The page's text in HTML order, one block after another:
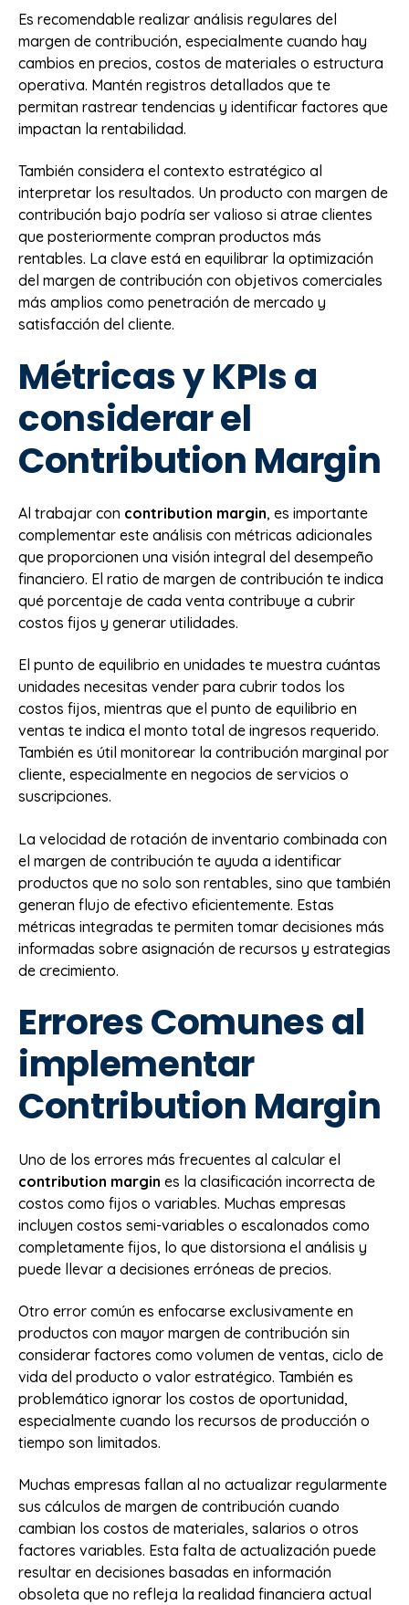
Es recomendable realizar análisis regulares del
margen de contribución, especialmente cuando hay
cambios en precios, costos de materiales o estructura
operativa. Mantén registros detallados que te
permitan rastrear tendencias y identificar factores que
impactan la rentabilidad.
También considera el contexto estratégico al
interpretar los resultados. Un producto con margen de
contribución bajo podría ser valioso si atrae clientes
que posteriormente compran productos más
rentables. La clave está en equilibrar la optimización
del margen de contribución con objetivos comerciales
más amplios como penetración de mercado y
satisfacción del cliente.
Métricas y KPIs a
considerar el
Contribution Margin
Al trabajar con contribution margin, es importante
complementar este análisis con métricas adicionales
que proporcionen una visión integral del desempeño
financiero. El ratio de margen de contribución te indica
qué porcentaje de cada venta contribuye a cubrir
costos fijos y generar utilidades.
El punto de equilibrio en unidades te muestra cuántas
unidades necesitas vender para cubrir todos los
costos fijos, mientras que el punto de equilibrio en
ventas te indica el monto total de ingresos requerido.
También es útil monitorear la contribución marginal por
cliente, especialmente en negocios de servicios o
suscripciones.
La velocidad de rotación de inventario combinada con
el margen de contribución te ayuda a identificar
productos que no solo son rentables, sino que también
generan flujo de efectivo eficientemente. Estas
métricas integradas te permiten tomar decisiones más
informadas sobre asignación de recursos y estrategias
de crecimiento.
Errores Comunes al
implementar
Contribution Margin
Uno de los errores más frecuentes al calcular el
contribution margin es la clasificación incorrecta de
costos como fijos o variables. Muchas empresas
incluyen costos semi-variables o escalonados como
completamente fijos, lo que distorsiona el análisis y
puede llevar a decisiones erróneas de precios.
Otro error común es enfocarse exclusivamente en
productos con mayor margen de contribución sin
considerar factores como volumen de ventas, ciclo de
vida del producto o valor estratégico. También es
problemático ignorar los costos de oportunidad,
especialmente cuando los recursos de producción o
tiempo son limitados.
Muchas empresas fallan al no actualizar regularmente
sus cálculos de margen de contribución cuando
cambian los costos de materiales, salarios o otros
factores variables. Esta falta de actualización puede
resultar en decisiones basadas en información
obsoleta que no refleja la realidad financiera actual